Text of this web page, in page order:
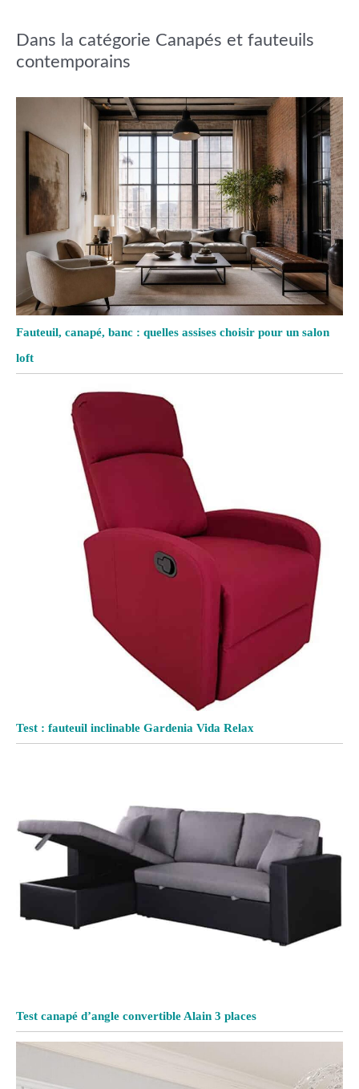
Dans la catégorie Canapés et fauteuils
contemporains
Fauteuil, canapé, banc : quelles assises choisir pour un salon
loft
Test : fauteuil inclinable Gardenia Vida Relax
Test canapé d’angle convertible Alain 3 places